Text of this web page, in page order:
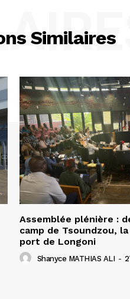
Similaires
Assemblée plénière :
camp de Tsoundzou,
port de Longoni
Shanyce MATHIAS ALI -